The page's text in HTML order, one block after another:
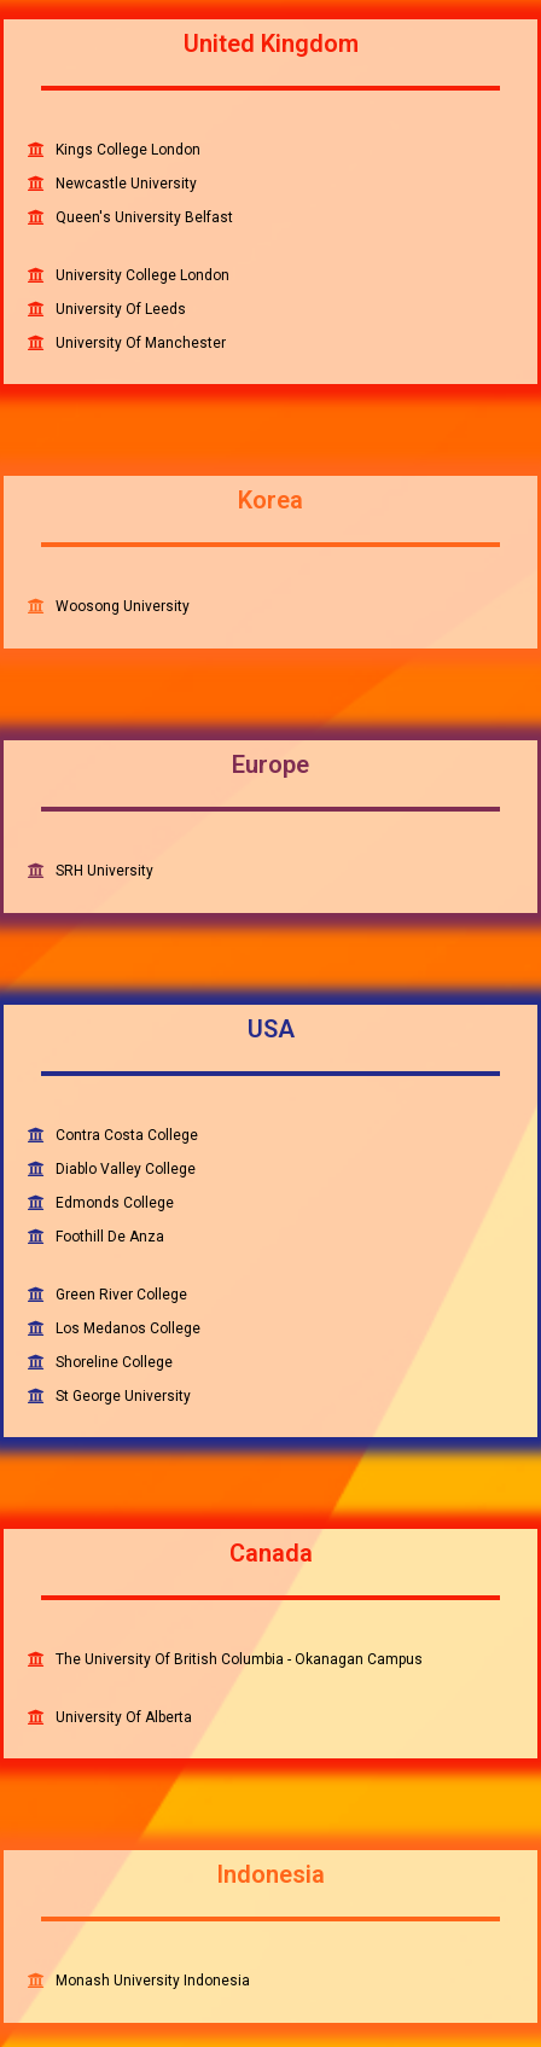
United Kingdom
Kings College London
Newcastle University
Queen's University Belfast
University College London
University Of Leeds
University Of Manchester
Korea
Woosong University
Europe
SRH University
USA
Contra Costa College
Diablo Valley College
Edmonds College
Foothill De Anza
Green River College
Los Medanos College
Shoreline College
St George University
Canada
The University Of British Columbia - Okanagan Campus
University Of Alberta
Indonesia
Monash University Indonesia